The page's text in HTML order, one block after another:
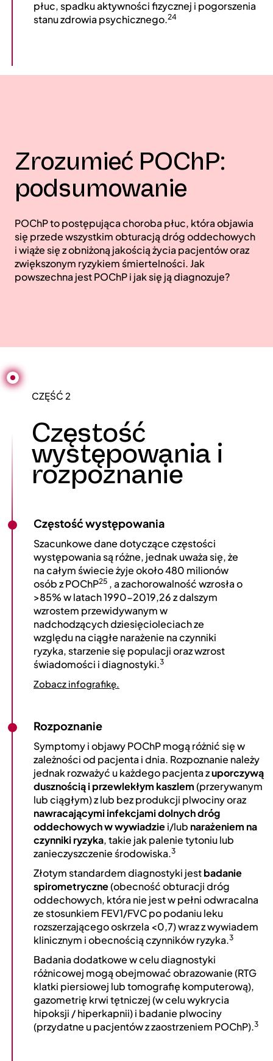
płuc, spadku aktywności fizycznej i pogorszenia
stanu zdrowia psychicznego.24
Zrozumieć POChP:
podsumowanie
POChP to postępująca choroba płuc, która objawia
się przede wszystkim obturacją dróg oddechowych
i wiąże się z obniżoną jakością życia pacjentów oraz
zwiększonym ryzykiem śmiertelności. Jak
powszechna jest POChP i jak się ją diagnozuje?
CZĘŚĆ 2
Częstość
występowania i
rozpoznanie
Częstość występowania
Szacunkowe dane dotyczące częstości
występowania są różne, jednak uważa się, że
na całym świecie żyje około 480 milionów
osób z POChP25 , a zachorowalność wzrosła o
>85% w latach 1990-2019,26 z dalszym
wzrostem przewidywanym w
nadchodzących dziesięcioleciach ze
względu na ciągłe narażenie na czynniki
ryzyka, starzenie się populacji oraz wzrost
świadomości i diagnostyki.3
Zobacz infografikę.
Rozpoznanie
Symptomy i objawy POChP mogą różnić się w
zależności od pacjenta i dnia. Rozpoznanie należy
jednak rozważyć u każdego pacjenta zuporczywą
dusznością i przewlekłym kaszlem(przerywanym
lub ciągłym) z lub bez produkcji plwociny oraz
nawracającymi infekcjami dolnych dróg
oddechowych w wywiadziei/lub narażeniem na
czynniki ryzyka, takie jak palenie tytoniu lub
zanieczyszczenie środowiska.3
Złotym standardem diagnostyki jestbadanie
spirometryczne(obecność obturacji dróg
oddechowych, która nie jest w pełni odwracalna
ze stosunkiem FEV1/FVC po podaniu leku
rozszerzającego oskrzela <0,7) wraz z wywiadem
klinicznym i obecnością czynników ryzyka.3
Badania dodatkowe w celu diagnostyki
różnicowej mogą obejmować obrazowanie (RTG
klatki piersiowej lub tomografię komputerową),
gazometrię krwi tętniczej (w celu wykrycia
hipoksji / hiperkapnii) i badanie plwociny
(przydatne u pacjentów z zaostrzeniem POChP).3